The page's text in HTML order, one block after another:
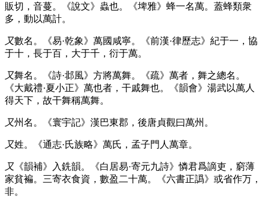
販切，音蔓。《說文》蟲也。《埤雅》蜂一名萬。蓋蜂類衆
多，動以萬計。
又數名。《易·乾象》萬國咸寧。《前漢·律歷志》紀于一，協
于十，長于百，大于千，衍于萬。
又舞名。《詩·邶風》方將萬舞。《疏》萬者，舞之總名。
《大戴禮·夏小正》萬也者，干戚舞也。《韻會》湯武以萬人
得天下，故干舞稱萬舞。
又州名。《寰宇記》漢巴東郡，後唐貞觀曰萬州。
又姓。《通志·氏族略》萬氏，孟子門人萬章。
又 《韻補》入銑韻。《白居易·寄元九詩》憐君爲謫吏，窮薄
家貧褊。三寄衣食資，數盈二十萬。《六書正譌》或省作万，
非。